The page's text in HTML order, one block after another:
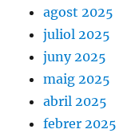
agost 2025
juliol 2025
juny 2025
maig 2025
abril 2025
febrer 2025